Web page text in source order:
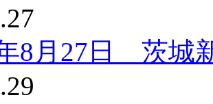
8月27日 茨城